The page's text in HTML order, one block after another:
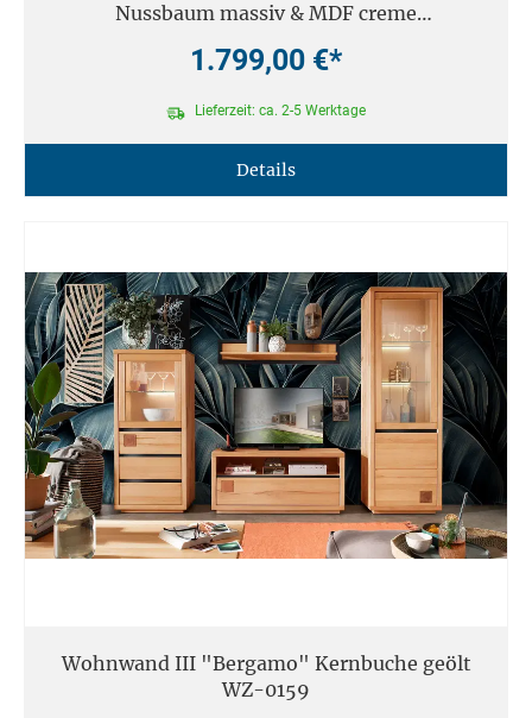
Nussbaum massiv & MDF creme
1.799,00 €*
Lieferzeit: ca. 2-5 Werktage
Details
Wohnwand III "Bergamo" Kernbuche geölt
WZ-0159